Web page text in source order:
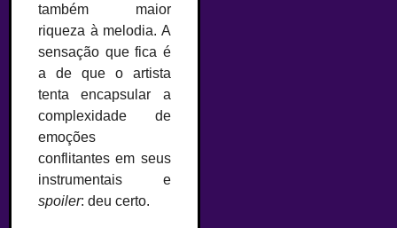
também maior
riqueza à melodia. A
sensação que fica é
a de que o artista
tenta encapsular a
complexidade de
emoções
conflitantes em seus
instrumentais e
spoiler: deu certo.